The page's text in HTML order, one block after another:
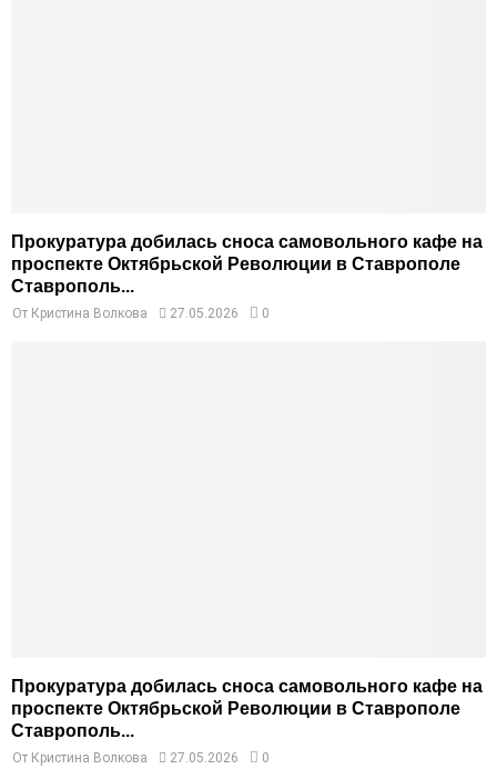
Прокуратура добилась сноса самовольного кафе на
проспекте Октябрьской Революции в Ставрополе
Ставрополь...
От Кристина Волкова 27.05.2026 0
Прокуратура добилась сноса самовольного кафе на
проспекте Октябрьской Революции в Ставрополе
Ставрополь...
От Кристина Волкова 27.05.2026 0